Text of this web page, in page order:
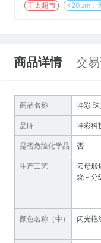
正太超市 <20μm，
商品详情 交
商品名称 坤彩
品牌 坤彩科
是否危险化学品 否
生产工艺
云母煅
烧 - 分
颜色名称（中） 闪光艳